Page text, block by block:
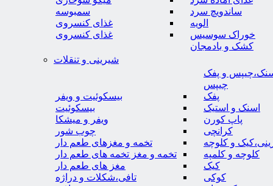
ساندویچ سرد
الویه
خوراک سوسیس
کشک و بادمجان
سمبوسه
غذای کنسروی
غذای کنسروی
شیرینی و تنقلات
و پفک
چیپس
پفک
اسنک و استیک
پاپ کورن
کرانچی
و کلوچه
کلوچه و کلمپه
کیک
کوکی
بیسکوئیت و ویفر
بیسکوئیت
ویفر و میشکا
چوب شور
تخمه و مغزهای طعم دار
تخمه و مغز تخمه های طعم دار
مغز های طعم دار
تافی،شکلات و دراژه